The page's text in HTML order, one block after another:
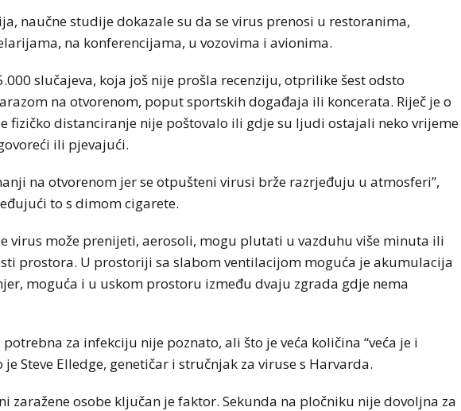
naučne studije dokazale su da se virus prenosi u restoranima,
na konferencijama, u vozovima i avionima.
slučajeva, koja još nije prošla recenziju, otprilike šest odsto
na otvorenom, poput sportskih događaja ili koncerata. Riječ je o
fizičko distanciranje nije poštovalo ili gdje su ljudi ostajali neko vrijeme
ili pjevajući.
na otvorenom jer se otpušteni virusi brže razrjeđuju u atmosferi”,
to s dimom cigarete.
virus može prenijeti, aerosoli, mogu plutati u vazduhu više minuta ili
prostora. U prostoriji sa slabom ventilacijom moguća je akumulacija
moguća i u uskom prostoru između dvaju zgrada gdje nema
za infekciju nije poznato, ali što je veća količina “veća je i
Steve Elledge, genetičar i stručnjak za viruse s Harvarda.
zaražene osobe ključan je faktor. Sekunda na pločniku nije dovoljna za